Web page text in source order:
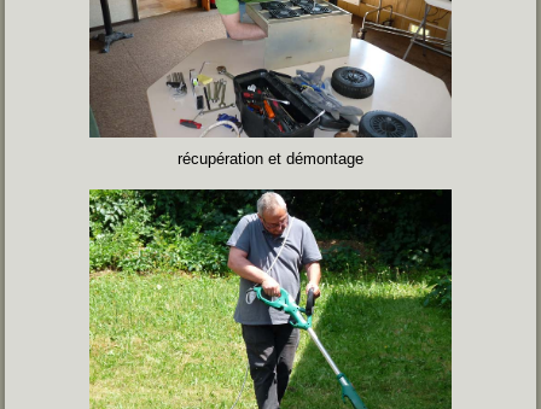
récupération et démontage